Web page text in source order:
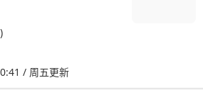
/ 周五更新